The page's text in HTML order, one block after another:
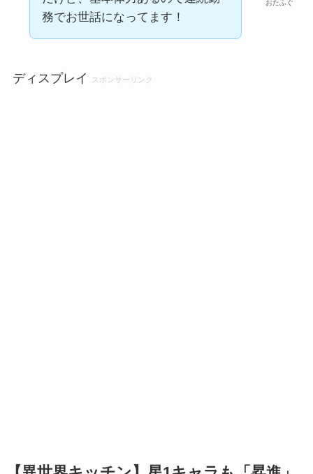
おたふぐ
務でお世話になってます！
ディスプレイ スポンサーリンク